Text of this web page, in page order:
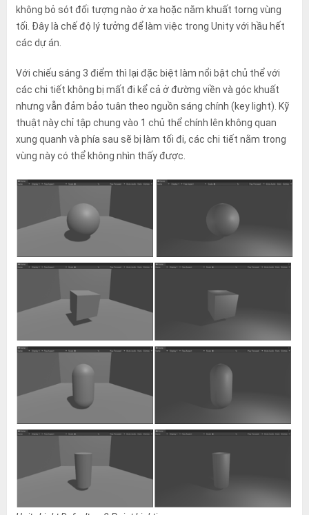
không bỏ sót đối tượng nào ở xa hoặc nằm khuất torng vùng
tối. Đây là chế độ lý tưởng để làm việc trong Unity với hầu hết
các dự án.
Với chiếu sáng 3 điểm thì lại đặc biệt làm nổi bật chủ thể với
các chi tiết không bị mất đi kể cả ở đường viền và góc khuất
nhưng vẫn đảm bảo tuân theo nguồn sáng chính (key light). Kỹ
thuật này chỉ tập chung vào 1 chủ thể chính lên không quan
xung quanh và phía sau sẽ bị làm tối đi, các chi tiết nằm trong
vùng này có thể không nhìn thấy được.